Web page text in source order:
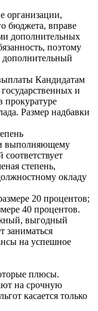
организации,
бюджета, вправе
дополнительных
поэтому
дополнительный
Кандидатам
и
Размер надбавки
выполняющему
степень,
окладу
20 процентов;
40 процентов.
выгодный
заниматься
на успешное
плюсы.
на срочную
касается только